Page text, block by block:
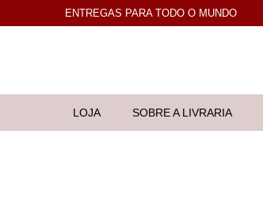
ENTREGAS PARA TODO O MUNDO
LOJA SOBRE A LIVRARIA